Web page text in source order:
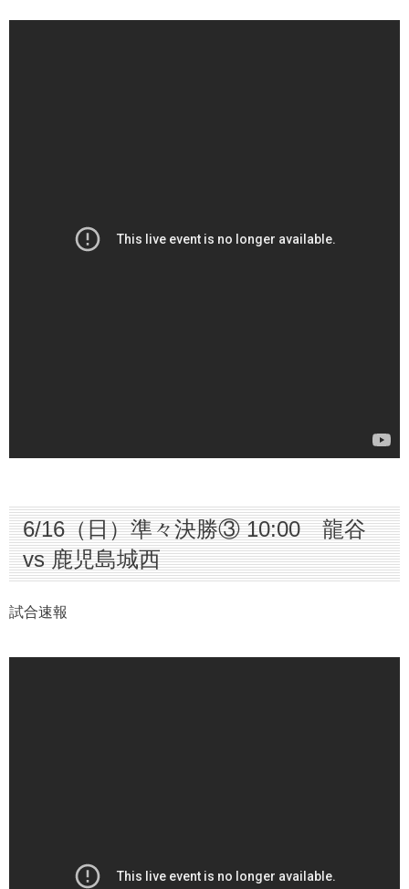
6/16（日）準々決勝③ 10:00 龍谷
vs 鹿児島城西
試合速報